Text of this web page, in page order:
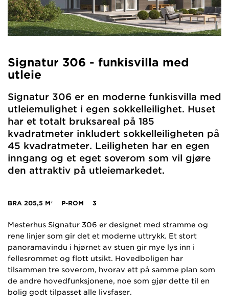
Signatur 306 - funkisvilla med
utleie
Signatur 306 er en moderne funkisvilla med
utleiemulighet i egen sokkelleilighet. Huset
har et totalt bruksareal på 185
kvadratmeter inkludert sokkelleiligheten på
45 kvadratmeter. Leiligheten har en egen
inngang og et eget soverom som vil gjøre
den attraktiv på utleiemarkedet.
BRA 205,5 M² P-ROM 3
Mesterhus Signatur 306 er designet med stramme og
rene linjer som gir det et moderne uttrykk. Et stort
panoramavindu i hjørnet av stuen gir mye lys inn i
fellesrommet og flott utsikt. Hovedboligen har
tilsammen tre soverom, hvorav ett på samme plan som
de andre hovedfunksjonene, noe som gjør dette til en
bolig godt tilpasset alle livsfaser.